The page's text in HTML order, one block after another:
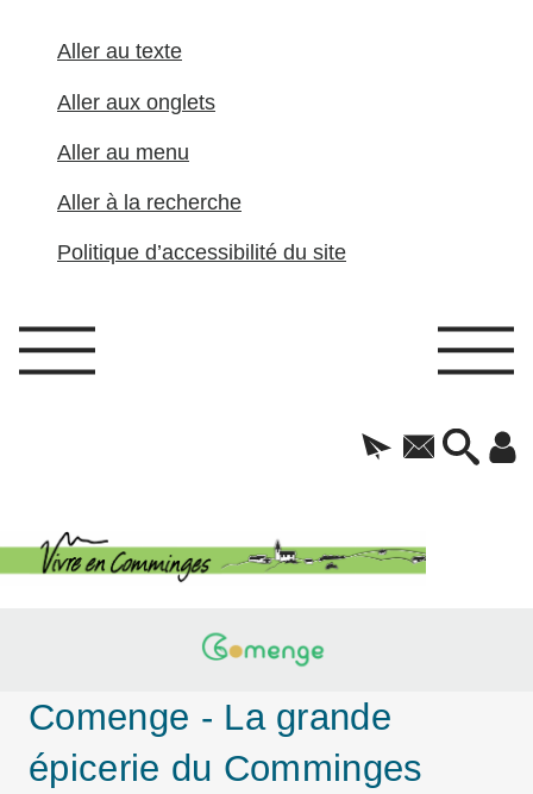
Aller au texte
Aller aux onglets
Aller au menu
Aller à la recherche
Politique d’accessibilité du site
Comenge - La grande
épicerie du Comminges